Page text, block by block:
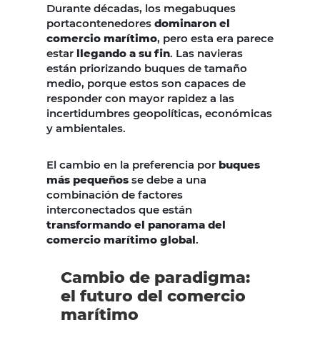
Durante décadas, los megabuques
portacontenedores dominaron el
comercio marítimo, pero esta era parece
estar llegando a su fin. Las navieras
están priorizando buques de tamaño
medio, porque estos son capaces de
responder con mayor rapidez a las
incertidumbres geopolíticas, económicas
y ambientales.
El cambio en la preferencia por buques
más pequeños se debe a una
combinación de factores
interconectados que están
transformando el panorama del
comercio marítimo global.
Cambio de paradigma:
el futuro del comercio
marítimo